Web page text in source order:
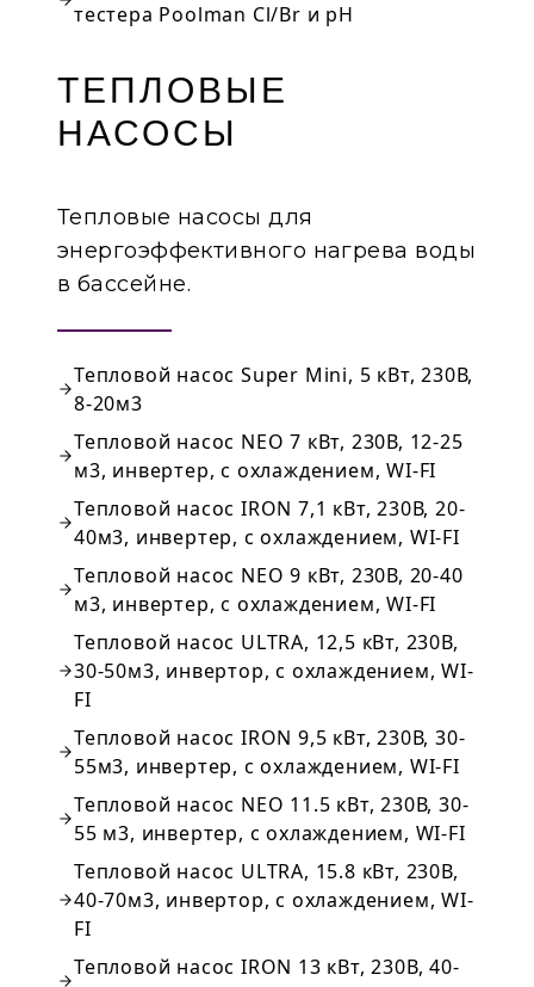
тестера Poolman Cl/Br и pH
ТЕПЛОВЫЕ
НАСОСЫ
Тепловые насосы для
энергоэффективного нагрева воды
в бассейне.
Тепловой насос Super Mini, 5 кВт, 230В,
8-20м3
Тепловой насос NEO 7 кВт, 230В, 12-25
м3, инвертер, с охлаждением, WI-FI
Тепловой насос IRON 7,1 кВт, 230В, 20-
40м3, инвертер, с охлаждением, WI-FI
Тепловой насос NEO 9 кВт, 230В, 20-40
м3, инвертер, с охлаждением, WI-FI
Тепловой насос ULTRA, 12,5 кВт, 230В,
30-50м3, инвертор, с охлаждением, WI-
FI
Тепловой насос IRON 9,5 кВт, 230В, 30-
55м3, инвертер, с охлаждением, WI-FI
Тепловой насос NEO 11.5 кВт, 230В, 30-
55 м3, инвертер, с охлаждением, WI-FI
Тепловой насос ULTRA, 15.8 кВт, 230В,
40-70м3, инвертор, с охлаждением, WI-
FI
Тепловой насос IRON 13 кВт, 230В, 40-